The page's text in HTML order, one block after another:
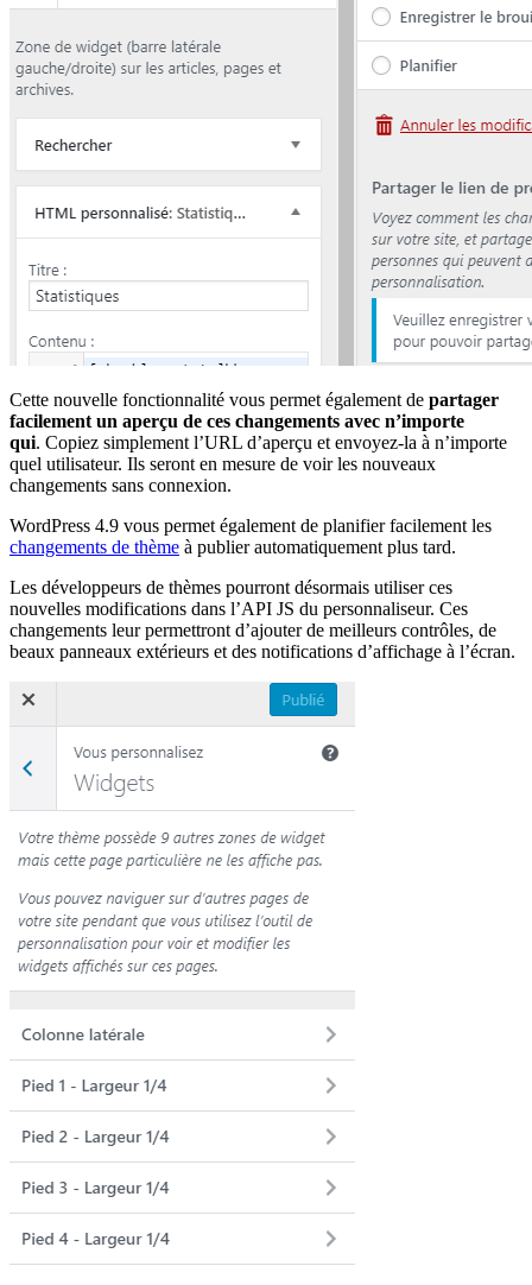
Cette nouvelle fonctionnalité vous permet également de partager
facilement un aperçu de ces changements avec n’importe
qui. Copiez simplement l’URL d’aperçu et envoyez-la à n’importe
quel utilisateur. Ils seront en mesure de voir les nouveaux
changements sans connexion.
WordPress 4.9 vous permet également de planifier facilement les
changements de thème à publier automatiquement plus tard.
Les développeurs de thèmes pourront désormais utiliser ces
nouvelles modifications dans l’API JS du personnaliseur. Ces
changements leur permettront d’ajouter de meilleurs contrôles, de
beaux panneaux extérieurs et des notifications d’affichage à l’écran.